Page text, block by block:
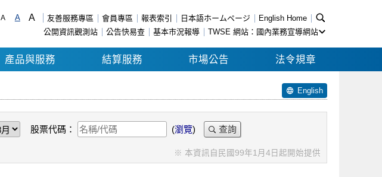
A A A 友善服務專區 會員專區 報表索引 日本語ホームページ
English Home
公開資訊觀測站
公告快易查 基本市況報導 TWSE 網站：國內業務宣導網站
產品與服務 結算服務 市場公告 法令規章
English
股票代碼： (瀏覽) 查詢
※ 本資訊自民國99年1月4日起開始提供